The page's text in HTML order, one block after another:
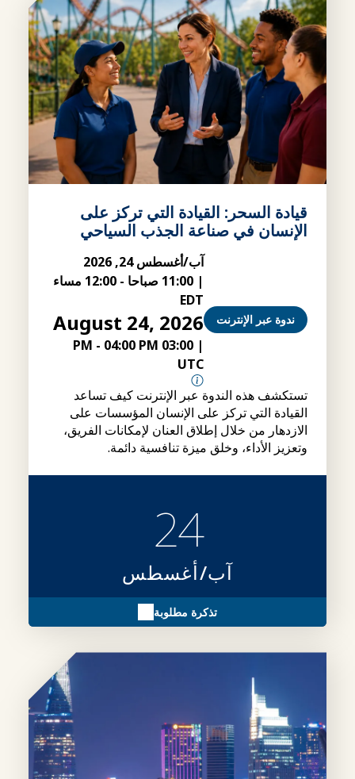
قيادة السحر: القيادة التي تركز على
الإنسان في صناعة الجذب السياحي
ندوة عبر الإنترنت
آب/أغسطس 24, 2026
| 11:00 صباحا -
12:00 مساء
EDT
August 24, 2026
|
03:00 PM
- 04:00 PM
UTC
تستكشف هذه الندوة عبر الإنترنت كيف تساعد
القيادة التي تركز على الإنسان المؤسسات على
الازدهار من خلال إطلاق العنان لإمكانات الفريق،
وتعزيز الأداء، وخلق ميزة تنافسية دائمة.
24
آب/أغسطس
تذكرة مطلوبة